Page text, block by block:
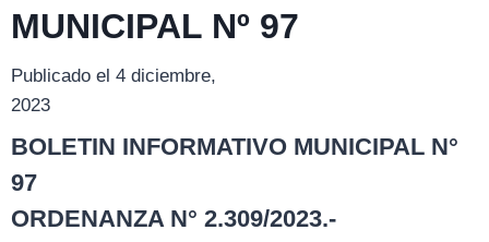
MUNICIPAL Nº 97
Publicado el 4 diciembre,
2023
BOLETIN INFORMATIVO MUNICIPAL N°
97
ORDENANZA N° 2.309/2023.-